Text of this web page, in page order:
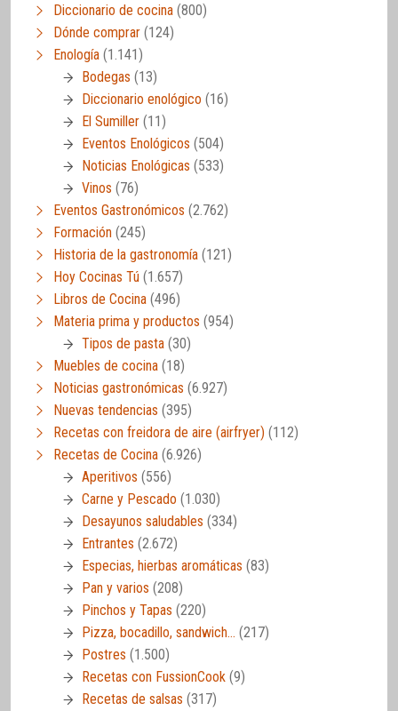
Diccionario de cocina (800)
Dónde comprar (124)
Enología (1.141)
Bodegas (13)
Diccionario enológico (16)
El Sumiller (11)
Eventos Enológicos (504)
Noticias Enológicas (533)
Vinos (76)
Eventos Gastronómicos (2.762)
Formación (245)
Historia de la gastronomía (121)
Hoy Cocinas Tú (1.657)
Libros de Cocina (496)
Materia prima y productos (954)
Tipos de pasta (30)
Muebles de cocina (18)
Noticias gastronómicas (6.927)
Nuevas tendencias (395)
Recetas con freidora de aire (airfryer) (112)
Recetas de Cocina (6.926)
Aperitivos (556)
Carne y Pescado (1.030)
Desayunos saludables (334)
Entrantes (2.672)
Especias, hierbas aromáticas (83)
Pan y varios (208)
Pinchos y Tapas (220)
Pizza, bocadillo, sandwich… (217)
Postres (1.500)
Recetas con FussionCook (9)
Recetas de salsas (317)